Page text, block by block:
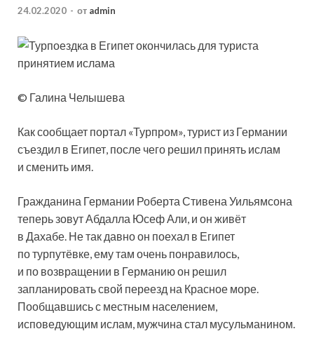
24.02.2020 - от admin
© Галина Челышева
Как сообщает портал «Турпром», турист из Германии
съездил в Египет, после чего решил принять ислам
и сменить имя.
Гражданина Германии Роберта Стивена Уильямсона
теперь зовут Абдалла Юсеф Али, и он живёт
в Дахабе. Не так давно он поехал в Египет
по турпутёвке, ему там очень понравилось,
и по возвращении в Германию он решил
запланировать свой переезд на Красное море.
Пообщавшись с местным населением,
исповедующим ислам, мужчина стал мусульманином.